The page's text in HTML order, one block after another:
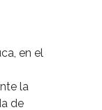
en el
la
de